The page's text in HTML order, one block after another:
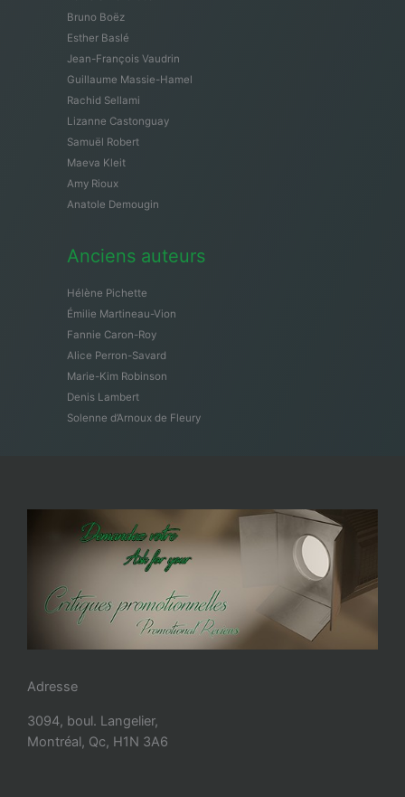
Bruno Boëz
Esther Baslé
Jean-François Vaudrin
Guillaume Massie-Hamel
Rachid Sellami
Lizanne Castonguay
Samuël Robert
Maeva Kleit
Amy Rioux
Anatole Demougin
Anciens auteurs
Hélène Pichette
Émilie Martineau-Vion
Fannie Caron-Roy
Alice Perron-Savard
Marie-Kim Robinson
Denis Lambert
Solenne d’Arnoux de Fleury
Adresse
3094, boul. Langelier,
Montréal, Qc, H1N 3A6